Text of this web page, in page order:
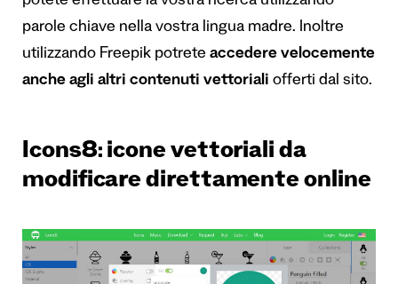
parole chiave nella vostra lingua madre. Inoltre
utilizzando Freepik potrete accedere velocemente
anche agli altri contenuti vettoriali offerti dal sito.
Icons8: icone vettoriali da
modificare direttamente online